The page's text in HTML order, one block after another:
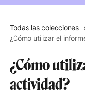
Todas las colecciones
¿Cómo utilizar el
¿Cómo
actividad?